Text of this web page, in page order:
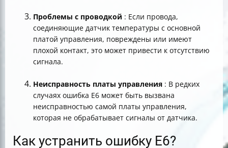
Проблемы с проводкой : Если провода,
соединяющие датчик температуры с основной
платой управления, повреждены или имеют
плохой контакт, это может привести к отсутствию
сигнала.
Неисправность платы управления : В редких
случаях ошибка E6 может быть вызвана
неисправностью самой платы управления,
которая не обрабатывает сигналы от датчика.
Как устранить ошибку E6?